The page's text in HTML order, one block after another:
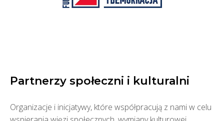
Partnerzy społeczni i kulturalni
Organizacje i inicjatywy, które współpracują z nami w celu